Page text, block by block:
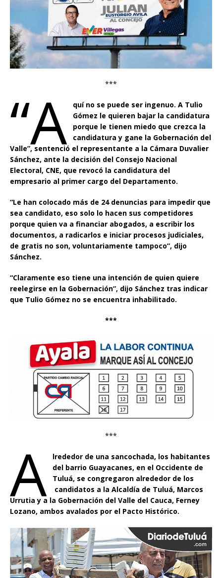
***
“A
quí no se puede ser ingenuo. A Tulio
Gómez le quieren bajar la candidatura
porque le tienen miedo que crezca la
candidatura y gane la Gobernación del
Valle”, sentenció el representante a la Cámara Duvalier
Sánchez, ante la decisión del Consejo Nacional
Electoral, CNE, que revocó la candidatura del
empresario al primer cargo del Departamento.
“Le han colocado más de 24 denuncias para impedir que
sea candidato, eso solo lo hacen sus competidores
porque quien va a financiar abogados, a escribir los
documentos, a radicarlos e iniciar procesos judiciales,
de gratis no son, voluntariamente tampoco”, dijo
Sánchez.
“Claramente eso tiene una intención de quien quiere
reelegirse en la Gobernación”, dijo Sánchez tras indicar
que Tulio Gómez no se encuentra inhabilitado.
***
***
A
lrededor de una sancochada, los habitantes
del barrio Guayacanes, en el Occidente de
Tuluá, se congregaron alrededor de los
candidatos a la Alcaldía de Tuluá, Marcos
Urrutia y a la Gobernación del Valle del Cauca, Ferney
Lozano, ambos avalados por el Pacto Histórico.